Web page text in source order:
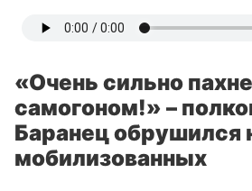
«Очень сильно
самогоном!» –
Баранец обрушился
мобилизованных